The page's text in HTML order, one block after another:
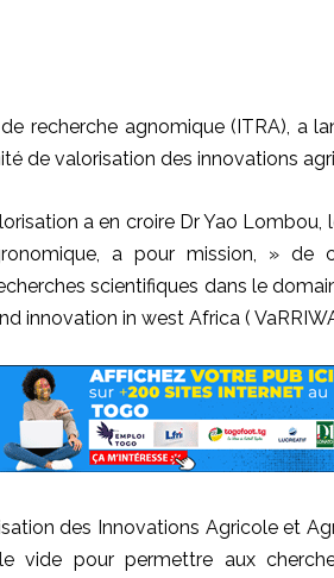
recherche agnomique (ITRA), a
de valorisation des innovations
a en croire Dr Yao Lombou,
a pour mission, » de
scientifiques dans le
innovation in west Africa (
des Innovations Agricole et
vide pour permettre aux